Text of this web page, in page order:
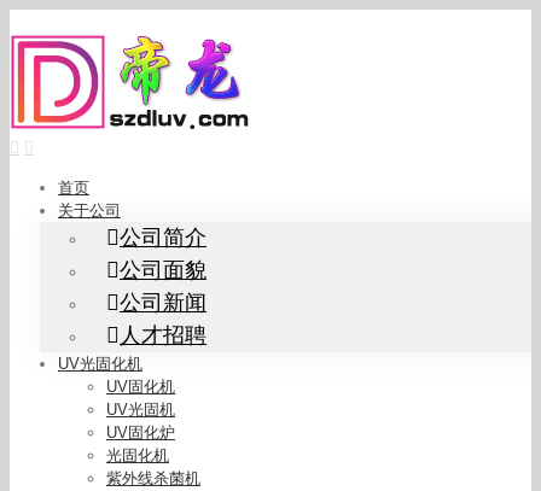
to
content
首页
关于公司
公司简介
公司面貌
公司新闻
人才招聘
UV光固化机
UV固化机
UV光固机
UV固化炉
光固化机
紫外线杀菌机